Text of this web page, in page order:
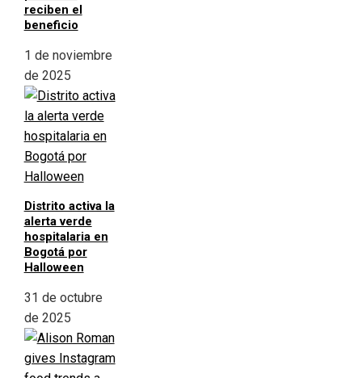
reciben el
beneficio
1 de noviembre
de 2025
Distrito activa la
alerta verde
hospitalaria en
Bogotá por
Halloween
31 de octubre
de 2025